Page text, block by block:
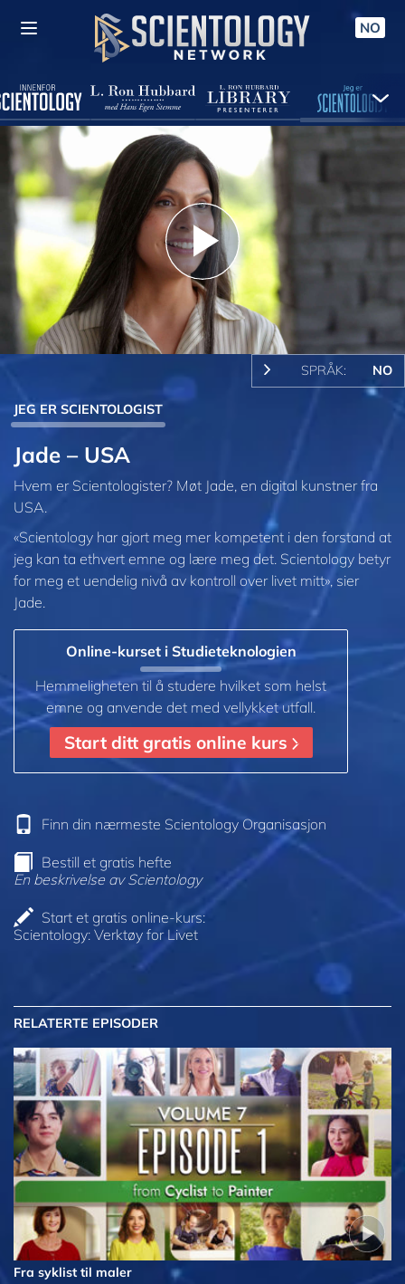
NO
Play
Video
SPRÅK: NO
JEG ER SCIENTOLOGIST
Jade – USA
Hvem er Scientologister? Møt Jade, en digital kunstner fra
USA.
«Scientology har gjort meg mer kompetent i den forstand at
jeg kan ta ethvert emne og lære meg det. Scientology betyr
for meg et uendelig nivå av kontroll over livet mitt», sier
Jade.
Online-kurset i Studieteknologien
Hemmeligheten til å studere hvilket som helst
emne og anvende det med vellykket utfall.
Start ditt gratis online kurs
Finn din nærmeste Scientology Organisasjon
Bestill et gratis hefte
En beskrivelse av Scientology
Start et gratis online-kurs:
Scientology: Verktøy for Livet
RELATERTE EPISODER
Fra syklist til maler